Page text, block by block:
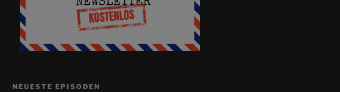
NEUESTE EPISODEN